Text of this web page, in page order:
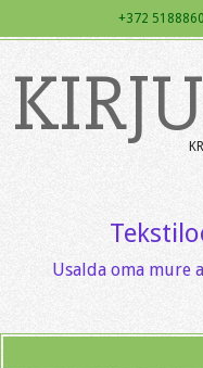
to
+372
Usalda oma mure